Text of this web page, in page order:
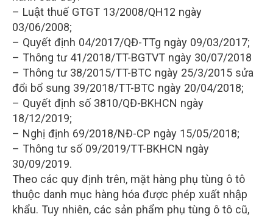
– Luật thuế GTGT 13/2008/QH12 ngày
03/06/2008;
– Quyết định 04/2017/QĐ-TTg ngày 09/03/2017;
– Thông tư 41/2018/TT-BGTVT ngày 30/07/2018
– Thông tư 38/2015/TT-BTC ngày 25/3/2015 sửa
đổi bổ sung 39/2018/TT-BTC ngày 20/04/2018;
– Quyết định số 3810/QĐ-BKHCN ngày
18/12/2019;
– Nghị định 69/2018/NĐ-CP ngày 15/05/2018;
– Thông tư số 09/2019/TT-BKHCN ngày
30/09/2019.
Theo các quy định trên, mặt hàng phụ tùng ô tô
thuộc danh mục hàng hóa được phép xuất nhập
khẩu. Tuy nhiên, các sản phẩm phụ tùng ô tô cũ,